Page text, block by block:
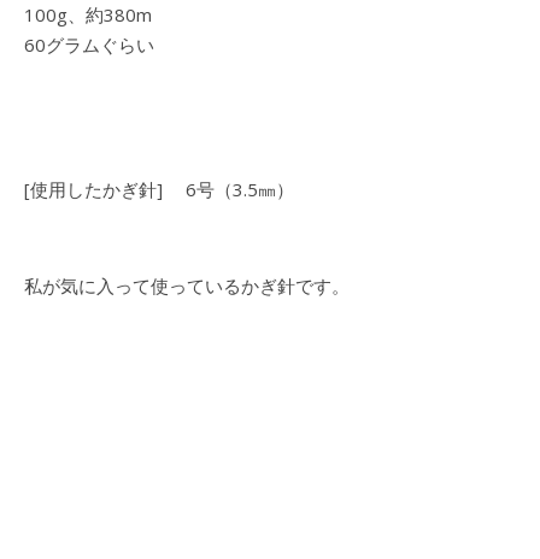
100g、約380m
60グラムぐらい
[使用したかぎ針] 6号（3.5㎜）
私が気に入って使っているかぎ針です。